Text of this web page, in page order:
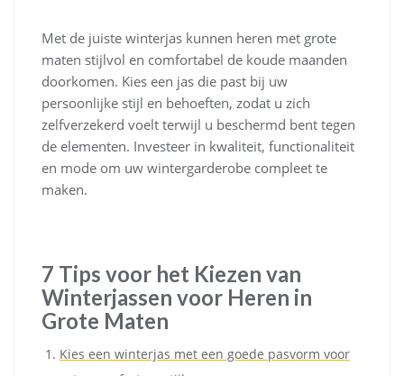
Met de juiste winterjas kunnen heren met grote
maten stijlvol en comfortabel de koude maanden
doorkomen. Kies een jas die past bij uw
persoonlijke stijl en behoeften, zodat u zich
zelfverzekerd voelt terwijl u beschermd bent tegen
de elementen. Investeer in kwaliteit, functionaliteit
en mode om uw wintergarderobe compleet te
maken.
7 Tips voor het Kiezen van
Winterjassen voor Heren in
Grote Maten
Kies een winterjas met een goede pasvorm voor